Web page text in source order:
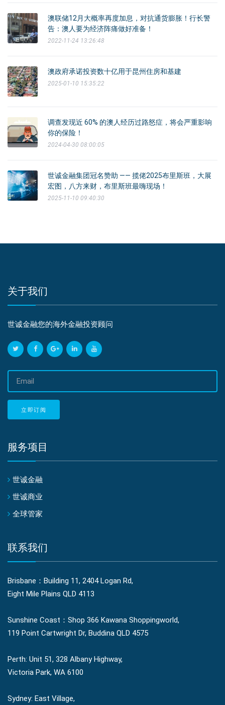
澳联储12月大概率再度加息，对抗通货膨胀！行长警
告：澳人要为经济阵痛做好准备！
2022-11-24 13:26:48
澳政府承诺投资数十亿用于昆州住房和基建
2025-01-10 15:35:22
调查发现近 60% 的澳人经历过路怒症，将会严重影响
你的保险！
2024-04-30 08:00:05
世诚金融集团冠名赞助 —— 揽佬2025布里斯班，大展
宏图，八方来财，布里斯班最嗨现场！
2025-11-10 09:40:30
关于我们
世诚金融您的海外金融投资顾问
立即订阅
服务项目
世诚金融
世诚商业
全球管家
联系我们
Brisbane：Building 11, 2404 Logan Rd,
Eight Mile Plains QLD 4113
Sunshine Coast：Shop 366 Kawana Shoppingworld,
119 Point Cartwright Dr, Buddina QLD 4575
Perth: Unit 51, 328 Albany Highway,
Victoria Park, WA 6100
Sydney: East Village,